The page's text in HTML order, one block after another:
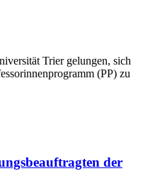
Trier gelungen, sich
(PP) zu
der